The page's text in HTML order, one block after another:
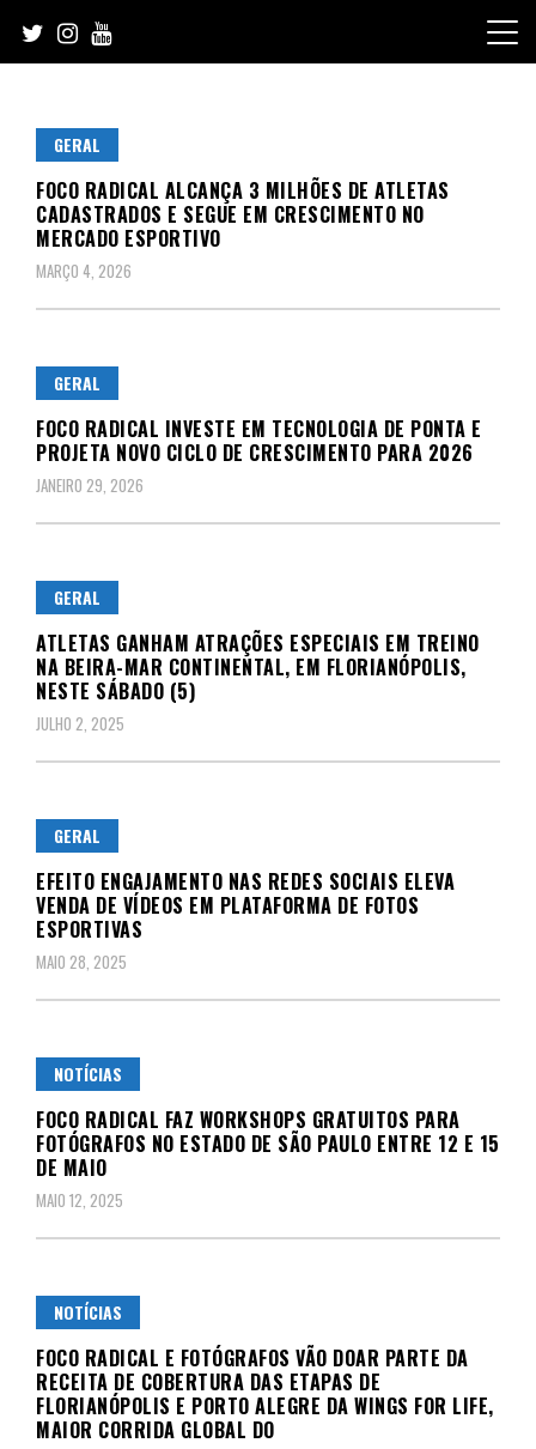
content
GERAL
FOCO RADICAL ALCANÇA 3 MILHÕES DE ATLETAS
CADASTRADOS E SEGUE EM CRESCIMENTO NO
MERCADO ESPORTIVO
MARÇO 4, 2026
GERAL
FOCO RADICAL INVESTE EM TECNOLOGIA DE PONTA E
PROJETA NOVO CICLO DE CRESCIMENTO PARA 2026
JANEIRO 29, 2026
GERAL
ATLETAS GANHAM ATRAÇÕES ESPECIAIS EM TREINO
NA BEIRA-MAR CONTINENTAL, EM FLORIANÓPOLIS,
NESTE SÁBADO (5)
JULHO 2, 2025
GERAL
EFEITO ENGAJAMENTO NAS REDES SOCIAIS ELEVA
VENDA DE VÍDEOS EM PLATAFORMA DE FOTOS
ESPORTIVAS
MAIO 28, 2025
NOTÍCIAS
FOCO RADICAL FAZ WORKSHOPS GRATUITOS PARA
FOTÓGRAFOS NO ESTADO DE SÃO PAULO ENTRE 12 E 15
DE MAIO
MAIO 12, 2025
NOTÍCIAS
FOCO RADICAL E FOTÓGRAFOS VÃO DOAR PARTE DA
RECEITA DE COBERTURA DAS ETAPAS DE
FLORIANÓPOLIS E PORTO ALEGRE DA WINGS FOR LIFE,
MAIOR CORRIDA GLOBAL DO